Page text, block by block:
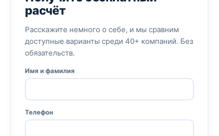
расчёт
Расскажите немного о себе, и мы сравним
доступные варианты среди 40+ компаний. Без
обязательств.
Имя и фамилия
Телефон